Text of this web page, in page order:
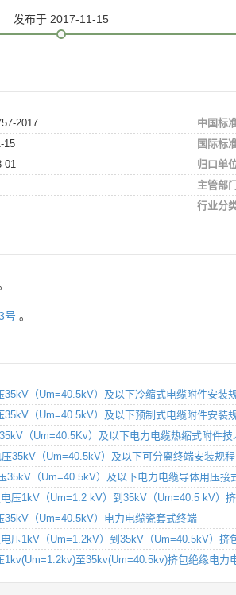
发布于 2017-11-15
2017
15
01
中国标
国际标
归口单
主管部门
行业分
号 。
35kV（Um=40.5kV）及以下冷缩式电缆附件安装
35kV（Um=40.5kV）及以下预制式电缆附件安装
（Um=40.5Kv）及以下电力电缆热缩式附件技
35kV（Um=40.5kV）及以下可分离终端安装规程
35kV（Um=40.5kV）及以下电力电缆导体用压接
压1kV（Um=1.2 kV）到35kV（Um=40.5 kV）
（Um=40.5kV）电力电缆瓷套式终端
压1kV（Um=1.2kV）到35kV（Um=40.5kV）
1kv(Um=1.2kv)至35kv(Um=40.5kv)挤包绝缘电